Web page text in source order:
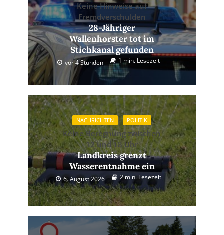
Keine Hinweise auf
Fremdverschulden
28-Jähriger
Wallenhorster tot im
Stichkanal gefunden
vor 4 Stunden 1 min. Lesezeit
NACHRICHTEN POLITIK
Keine Beregnung zwischen
12 und 18 Uhr
Landkreis grenzt
Wasserentnahme ein
6. August 2026 2 min. Lesezeit